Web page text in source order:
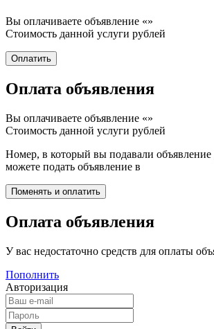
Вы оплачиваете объявление «»
Стоимость данной услуги рублей
Оплата объявления
Вы оплачиваете объявление «»
Стоимость данной услуги рублей
Номер, в который вы подавали
можете подать объявление в
Оплата объявления
У вас недостаточно средств для оплаты
Пополнить
Авторизация